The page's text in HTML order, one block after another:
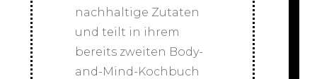
nachhaltige Zutaten
und teilt in ihrem
bereits zweiten Body-
and-Mind-Kochbuch